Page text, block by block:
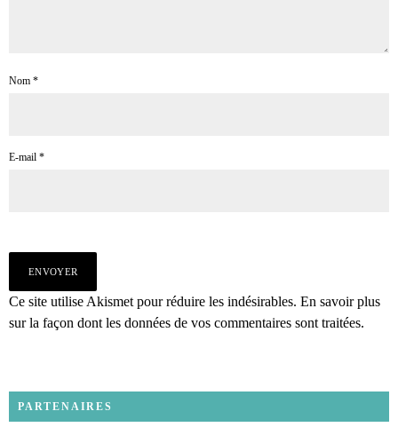
Nom *
E-mail *
Ce site utilise Akismet pour réduire les indésirables. En savoir plus
sur la façon dont les données de vos commentaires sont traitées.
PARTENAIRES